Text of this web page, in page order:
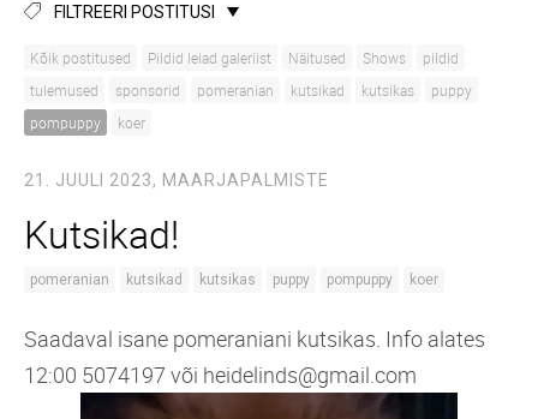
FILTREERI POSTITUSI
Kõik postitused Pildid leiad galeriist Näitused Shows
pildid
tulemused
sponsorid pomeranian kutsikad kutsikas
puppy
pompuppy
koer
21. JUULI 2023, MAARJAPALMISTE
Kutsikad!
pomeranian kutsikad kutsikas puppy pompuppy koer
Saadaval isane pomeraniani kutsikas. Info alates
12:00 5074197 või heidelinds@gmail.com